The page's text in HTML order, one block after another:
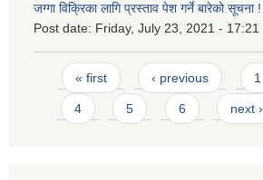
जग्गा विक्रिका लागि प्रस्ताव पेश गर्ने बारेको सूचना !
Post date: Friday, July 23, 2021 - 17:21
Pages
« first ‹ previous 1
4 5 6 next ›